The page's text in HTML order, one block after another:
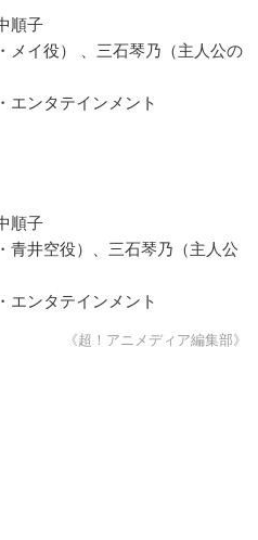
順子
メイ役） 、三石琴乃（主人公の
エンタテインメント
順子
青井空役）、三石琴乃（主人公
エンタテインメント
《超！アニメディア編集部》